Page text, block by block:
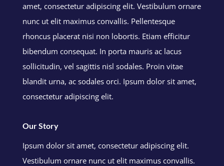
amet, consectetur adipiscing elit. Vestibulum ornare
nunc ut elit maximus convallis. Pellentesque
rhoncus placerat nisi non lobortis. Etiam efficitur
bibendum consequat. In porta mauris ac lacus
sollicitudin, vel sagittis nisl sodales. Proin vitae
blandit urna, ac sodales orci. Ipsum dolor sit amet,
consectetur adipiscing elit.
Our Story
Ipsum dolor sit amet, consectetur adipiscing elit.
Vestibulum ornare nunc ut elit maximus convallis.